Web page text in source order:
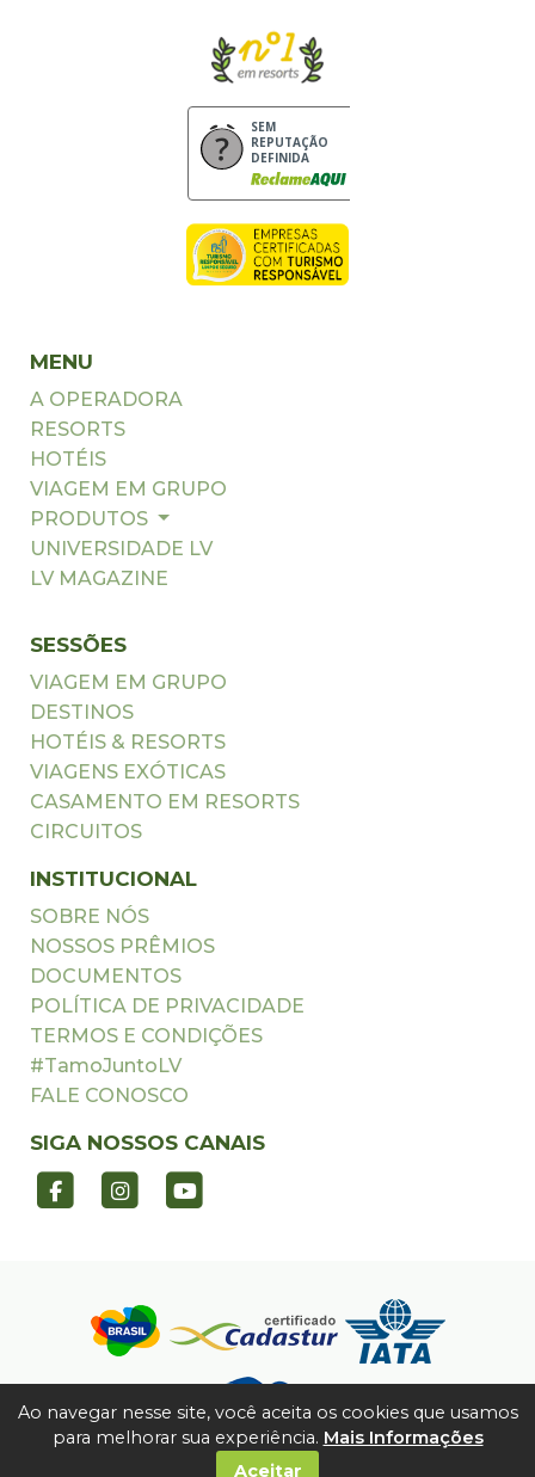
SEM
REPUTAÇÃO
DEFINIDA
MENU
A OPERADORA
RESORTS
HOTÉIS
VIAGEM EM GRUPO
PRODUTOS
UNIVERSIDADE LV
LV MAGAZINE
SESSÕES
VIAGEM EM GRUPO
DESTINOS
HOTÉIS & RESORTS
VIAGENS EXÓTICAS
CASAMENTO EM RESORTS
CIRCUITOS
INSTITUCIONAL
SOBRE NÓS
NOSSOS PRÊMIOS
DOCUMENTOS
POLÍTICA DE PRIVACIDADE
TERMOS E CONDIÇÕES
#TamoJuntoLV
FALE CONOSCO
SIGA NOSSOS CANAIS
Ao navegar nesse site, você aceita os cookies que usamos
para melhorar sua experiência. Mais Informações
Aceitar